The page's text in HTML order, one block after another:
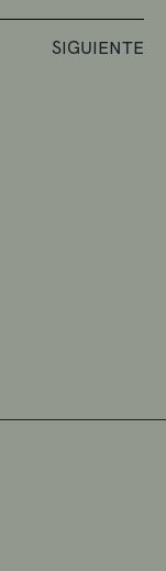
SIGUIENTE